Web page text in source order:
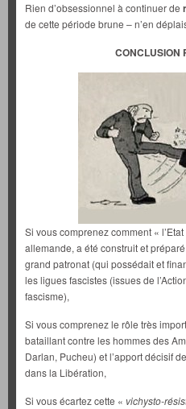
Rien d’obsessionnel à continuer de
de cette période brune – n’en
CONCLUSION
Si vous comprenez comment «
allemande, a été construit et
grand patronat (qui possédait et
les ligues fascistes (issues de
fascisme),
Si vous comprenez le rôle très
bataillant contre les hommes des
Darlan, Pucheu) et l’apport décisif
dans la Libération,
Si vous écartez cette « vichysto-